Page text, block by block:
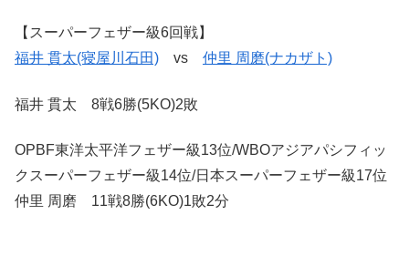
【スーパーフェザー級6回戦】
福井 貫太(寝屋川石田) vs 仲里 周磨(ナカザト)
福井 貫太 8戦6勝(5KO)2敗
OPBF東洋太平洋フェザー級13位/WBOアジアパシフィッ
クスーパーフェザー級14位/日本スーパーフェザー級17位
仲里 周磨 11戦8勝(6KO)1敗2分